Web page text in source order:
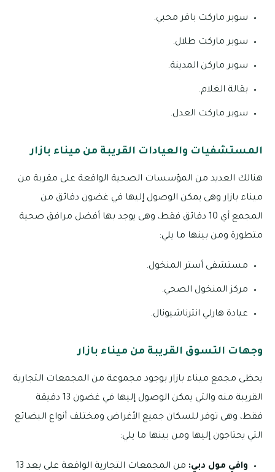
سوبر ماركت باقر محبي.
سوبر ماركت طلال.
سوبر ماركن المدينة.
بقالة الغلام.
سوبر ماركت العدل.
المستشفيات والعيادات القريبة من ميناء بازار
هنالك العديد من المؤسسات الصحية الواقعة على مقربة من
ميناء بازار وهى يمكن الوصول إليها في غضون دقائق من
المجمع أي 10 دقائق فقط، وهى يوجد بها أفضل مرافق صحية
متطورة ومن بينها ما يلي:
مستشفى أستر المنخول.
مركز المنخول الصحي.
عيادة هارلي انترناشيونال.
وجهات التسوق القريبة من ميناء بازار
يحظى مجمع ميناء بازار بوجود مجموعة من المجمعات التجارية
القريبة منه والتي يمكن الوصول إليها في غضون 13 دقيقة
فقط، وهى توفر للسكان جميع الأغراض ومختلف أنواع البضائع
التي يحتاجون إليها ومن بينها ما يلي:
وافي مول دبي:
من المجمعات التجارية الواقعة على بعد 13